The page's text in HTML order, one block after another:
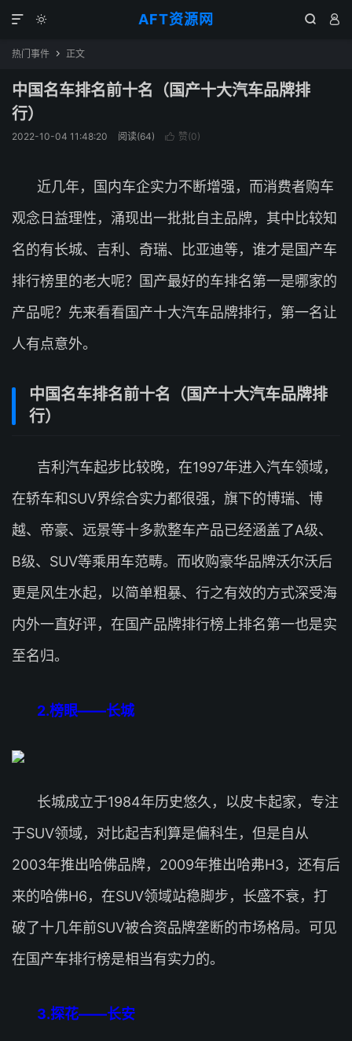
AFT资源网
  

热门事件  正文
中国名车排名前十名（国产十大汽车品牌排
行）
2022-10-04 11:48:20 阅读(64)  赞(0)
近几年，国内车企实力不断增强，而消费者购车
观念日益理性，涌现出一批批自主品牌，其中比较知
名的有长城、吉利、奇瑞、比亚迪等，谁才是国产车
排行榜里的老大呢？国产最好的车排名第一是哪家的
产品呢？先来看看国产十大汽车品牌排行，第一名让
人有点意外。
中国名车排名前十名（国产十大汽车品牌排
行）
吉利汽车起步比较晚，在1997年进入汽车领域，
在轿车和SUV界综合实力都很强，旗下的博瑞、博
越、帝豪、远景等十多款整车产品已经涵盖了A级、
B级、SUV等乘用车范畴。而收购豪华品牌沃尔沃后
更是风生水起，以简单粗暴、行之有效的方式深受海
内外一直好评，在国产品牌排行榜上排名第一也是实
至名归。
2.榜眼——长城
长城成立于1984年历史悠久，以皮卡起家，专注
于SUV领域，对比起吉利算是偏科生，但是自从
2003年推出哈佛品牌，2009年推出哈弗H3，还有后
来的哈佛H6，在SUV领域站稳脚步，长盛不衰，打
破了十几年前SUV被合资品牌垄断的市场格局。可见
在国产车排行榜是相当有实力的。
3.探花——长安